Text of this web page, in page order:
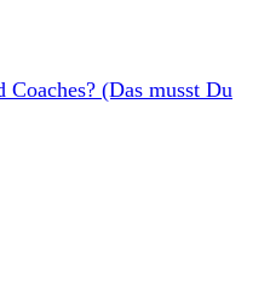
(Das musst Du